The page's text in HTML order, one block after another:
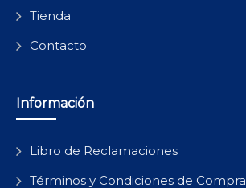
Tienda
Contacto
Información
Libro de Reclamaciones
Términos y Condiciones de Compra